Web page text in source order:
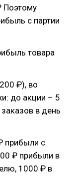
Поэтому
с партии
товара
₽), во
до акции – 5
в день
прибыли с
₽ прибыли в
1000 ₽ в